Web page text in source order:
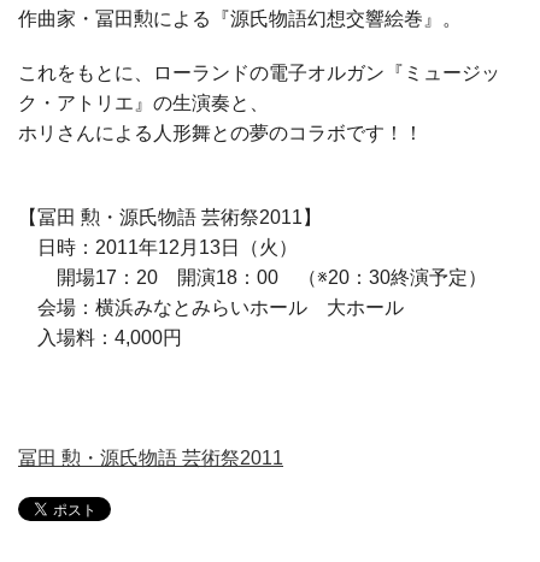
作曲家・冨田勲による『源氏物語幻想交響絵巻』。
これをもとに、ローランドの電子オルガン『ミュージッ
ク・アトリエ』の生演奏と、
ホリさんによる人形舞との夢のコラボです！！
【冨田 勲・源氏物語 芸術祭2011】
日時：2011年12月13日（火）
開場17：20 開演18：00 （※20：30終演予定）
会場：横浜みなとみらいホール 大ホール
入場料：4,000円
冨田 勲・源氏物語 芸術祭2011